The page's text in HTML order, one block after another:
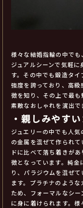
様々な結婚指輪の中で
ジュアルシーンで気軽
す。その中でも鍛造タ
強度を誇っており、高
徴を知り、その上で最
素敵なおしゃれを演出で
・親しみやす
ジュエリーの中でも人
の金属を混ぜて作られ
ドに比べて落ち着きが
徴となっています。純
り、パラジウムを混ぜ
ます。プラチナのよう
ため、フォーマルなシ
に身に着けられます。